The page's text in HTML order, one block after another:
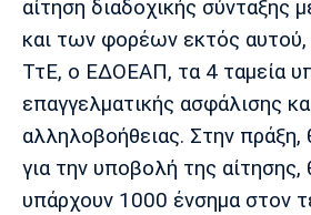
αίτηση διαδοχικής σύνταξης
και των φορέων εκτός αυτού,
ΤτΕ, ο ΕΔΟΕΑΠ, τα 4 ταμεία
επαγγελματικής ασφάλισης
αλληλοβοήθειας. Στην πράξη,
για την υποβολή της αίτησης,
υπάρχουν 1000 ένσημα στον